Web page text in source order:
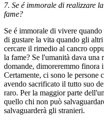
7. Se é immorale di realizzare
fame?
Se é immorale di vivere
di gustare la vita quando gli
cercare il rimedio al cancro
la fame? Se l'umanità dava una
domande, dimoreremmo finora
Certamente, ci sono le persone
avendo sacrificato il tutto suo
raro. Per la maggior parte
quello chi non può
salvaguarderà gli stranieri.